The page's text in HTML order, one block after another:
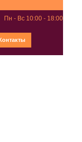
Пн - Вс 10:00 - 18:00